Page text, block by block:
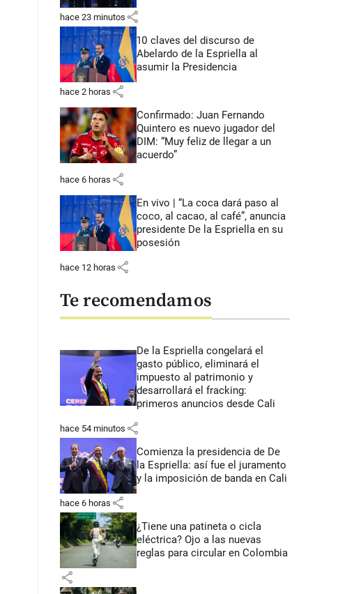
hace 23 minutos share
10 claves del discurso de
Abelardo de la Espriella al
asumir la Presidencia
hace 2 horas share
Confirmado: Juan Fernando
Quintero es nuevo jugador del
DIM: “Muy feliz de llegar a un
acuerdo”
hace 6 horas share
En vivo | “La coca dará paso al
coco, al cacao, al café”, anuncia
presidente De la Espriella en su
posesión
hace 12 horas share
Te recomendamos
De la Espriella congelará el
gasto público, eliminará el
impuesto al patrimonio y
desarrollará el fracking:
primeros anuncios desde Cali
hace 54 minutos share
Comienza la presidencia de De
la Espriella: así fue el juramento
y la imposición de banda en Cali
hace 6 horas share
¿Tiene una patineta o cicla
eléctrica? Ojo a las nuevas
reglas para circular en Colombia
share